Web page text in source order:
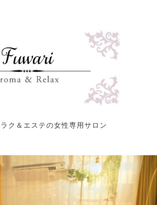
ク＆エステの女性専用サロン